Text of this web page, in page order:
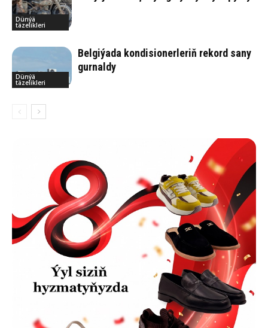
Dünýä
täzelikleri
Dünýä
täzelikleri
Belgiýada kondisionerleriň rekord sany
gurnaldy